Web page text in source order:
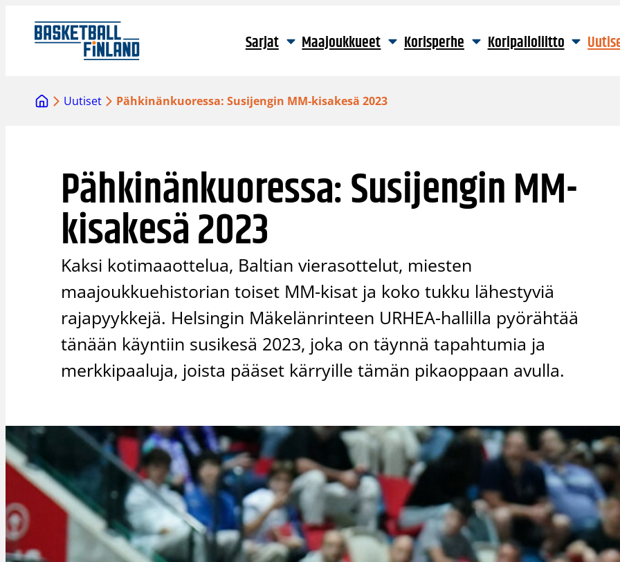
sisältöön
Sarjat Maajoukkueet Korisperhe Koripalloliitto
Uutiset Pähkinänkuoressa: Susijengin MM-kisakesä 2023
Pähkinänkuoressa: Susijengin MM-
kisakesä 2023
Kaksi kotimaaottelua, Baltian vierasottelut, miesten
maajoukkuehistorian toiset MM-kisat ja koko tukku lähestyviä
rajapyykkejä. Helsingin Mäkelänrinteen URHEA-hallilla pyörähtää
tänään käyntiin susikesä 2023, joka on täynnä tapahtumia ja
merkkipaaluja, joista pääset kärryille tämän pikaoppaan avulla.